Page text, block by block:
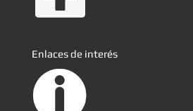
Enlaces de interés